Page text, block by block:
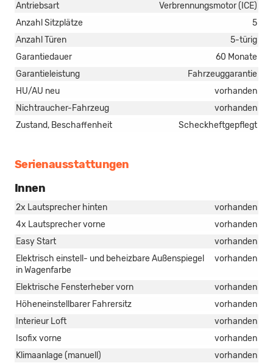
Antriebsart
Verbrennungsmotor (ICE)
Anzahl Sitzplätze
5
Anzahl Türen
5-türig
Garantiedauer
60 Monate
Garantieleistung
Fahrzeuggarantie
HU/AU neu
vorhanden
Nichtraucher-Fahrzeug
vorhanden
Zustand, Beschaffenheit
Scheckheftgepflegt
Serienausstattungen
Innen
2x Lautsprecher hinten
vorhanden
4x Lautsprecher vorne
vorhanden
Easy Start
vorhanden
Elektrisch einstell- und beheizbare Außenspiegel
in Wagenfarbe
vorhanden
Elektrische Fensterheber vorn
vorhanden
Höheneinstellbarer Fahrersitz
vorhanden
Interieur Loft
vorhanden
Isofix vorne
vorhanden
Klimaanlage (manuell)
vorhanden